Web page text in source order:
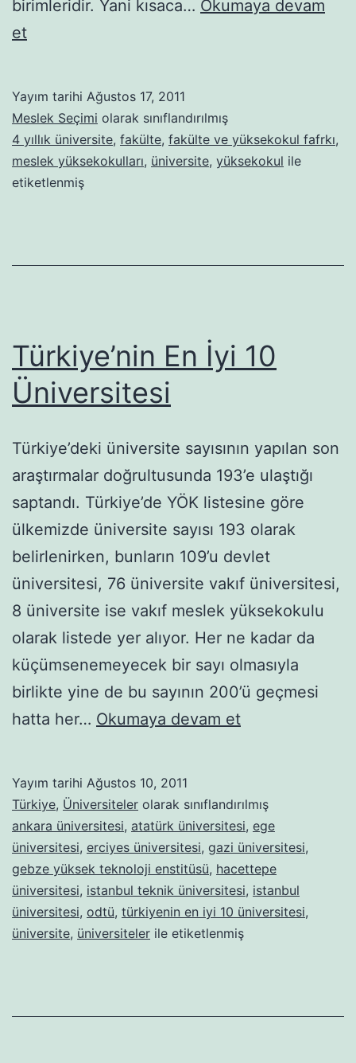
birimleridir. Yani kısaca… Okumaya devam
etFakülte
Arasındaki
Fark
Nedir?
Yayım tarihi Ağustos 17, 2011
Meslek Seçimi olarak sınıflandırılmış
4 yıllık üniversite, fakülte, fakülte ve yüksekokul fafrkı,
meslek yüksekokulları, üniversite, yüksekokul ile
etiketlenmiş
Türkiye’nin En İyi 10
Üniversitesi
Türkiye’deki üniversite sayısının yapılan son
araştırmalar doğrultusunda 193’e ulaştığı
saptandı. Türkiye’de YÖK listesine göre
ülkemizde üniversite sayısı 193 olarak
belirlenirken, bunların 109’u devlet
üniversitesi, 76 üniversite vakıf üniversitesi,
8 üniversite ise vakıf meslek yüksekokulu
olarak listede yer alıyor. Her ne kadar da
küçümsenemeyecek bir sayı olmasıyla
birlikte yine de bu sayının 200’ü geçmesi
hatta her… Okumaya devam etTürkiye’nin
10
Üniversitesi
Yayım tarihi Ağustos 10, 2011
Türkiye, Üniversiteler olarak sınıflandırılmış
ankara üniversitesi, atatürk üniversitesi, ege
üniversitesi, erciyes üniversitesi, gazi üniversitesi,
gebze yüksek teknoloji enstitüsü, hacettepe
üniversitesi, istanbul teknik üniversitesi, istanbul
üniversitesi, odtü, türkiyenin en iyi 10 üniversitesi,
üniversite, üniversiteler ile etiketlenmiş